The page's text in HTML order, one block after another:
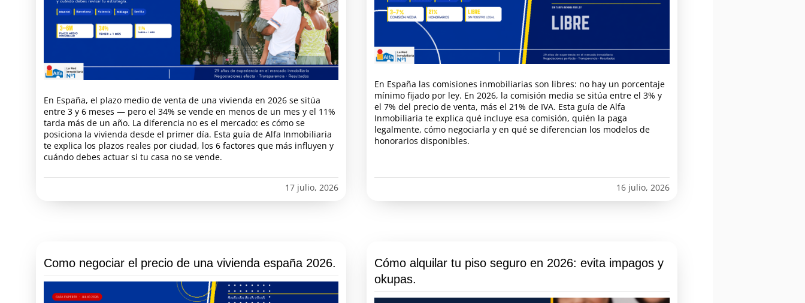
En España, el plazo medio de venta de una vivienda en 2026 se sitúa
entre 3 y 6 meses — pero el 34% se vende en menos de un mes y el 11%
tarda más de un año. La diferencia no es el mercado: es cómo se
posiciona la vivienda desde el primer día. Esta guía de Alfa Inmobiliaria
te explica los plazos reales por ciudad, los 6 factores que más influyen y
cuándo debes actuar si tu casa no se vende.
17 julio, 2026
En España las comisiones inmobiliarias son libres: no hay un porcentaje
mínimo fijado por ley. En 2026, la comisión media se sitúa entre el 3% y
el 7% del precio de venta, más el 21% de IVA. Esta guía de Alfa
Inmobiliaria te explica qué incluye esa comisión, quién la paga
legalmente, cómo negociarla y en qué se diferencian los modelos de
honorarios disponibles.
16 julio, 2026
Como negociar el precio de una vivienda españa 2026.
Cómo alquilar tu piso seguro en 2026: evita impagos y
okupas.